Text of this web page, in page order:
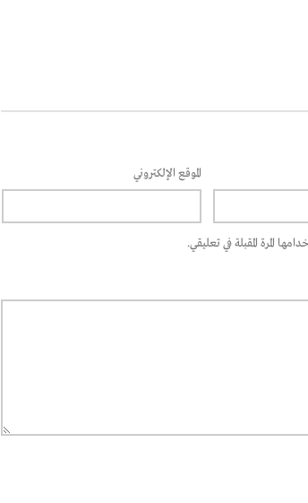
الموقع الإلكتروني
المرة المقبلة في تعليقي.